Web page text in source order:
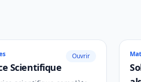
Scientifique
Ouvrir